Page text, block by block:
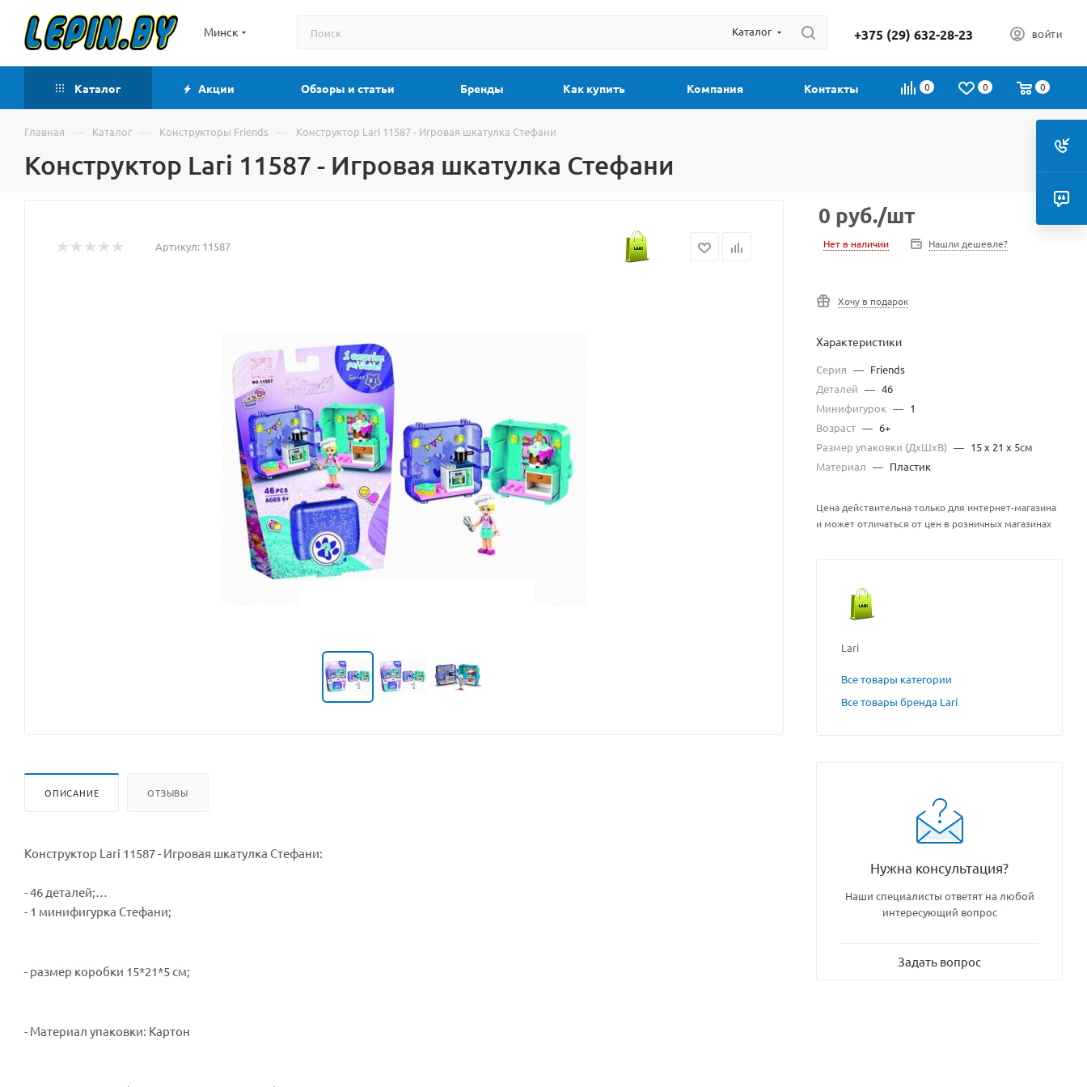
Минск Каталог +375 (29) 632-28-23 ВОЙТИ
0 0 0
Каталог Акции Обзоры и статьи Бренды Как купить Компания Контакты
Главная — Каталог — Конструкторы Friends — Конструктор Lari 11587 - Игровая шкатулка Стефани
Конструктор Lari 11587 - Игровая шкатулка Стефани
Артикул: 11587
ОПИСАНИЕ ОТЗЫВЫ
Конструктор Lari 11587 - Игровая шкатулка Стефани:
- 46 деталей;
- 1 минифигурка Стефани;
- размер коробки 15*21*5 см;
- Материал упаковки: Картон
0 руб./шт
Нет в наличии Нашли дешевле?
Хочу в подарок
Характеристики
Серия — Friends
Деталей — 46
Минифигурок — 1
Возраст — 6+
Размер упаковки (ДхШхВ) — 15 x 21 x 5см
Материал — Пластик
Цена действительна только для интернет-магазина
и может отличаться от цен в розничных магазинах
Lari
Все товары категории
Все товары бренда Lari
Нужна консультация?
Наши специалисты ответят на любой
интересующий вопрос
Задать вопрос